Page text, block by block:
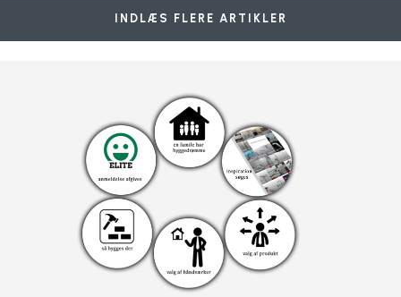
INDLÆS FLERE ARTIKLER